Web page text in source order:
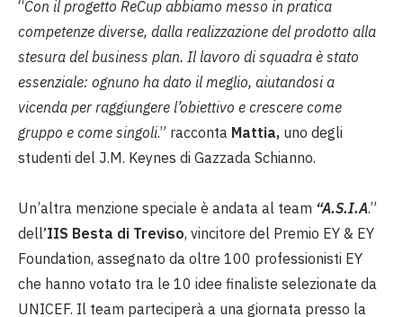
“Con il progetto ReCup abbiamo messo in pratica
competenze diverse, dalla realizzazione del prodotto alla
stesura del business plan. Il lavoro di squadra è stato
essenziale: ognuno ha dato il meglio, aiutandosi a
vicenda per raggiungere l’obiettivo e crescere come
gruppo e come singoli.” racconta Mattia, uno degli
studenti del J.M. Keynes di Gazzada Schianno.
Un’altra menzione speciale è andata al team “A.S.I.A.”
dell’IIS Besta di Treviso, vincitore del Premio EY & EY
Foundation, assegnato da oltre 100 professionisti EY
che hanno votato tra le 10 idee finaliste selezionate da
UNICEF. Il team parteciperà a una giornata presso la